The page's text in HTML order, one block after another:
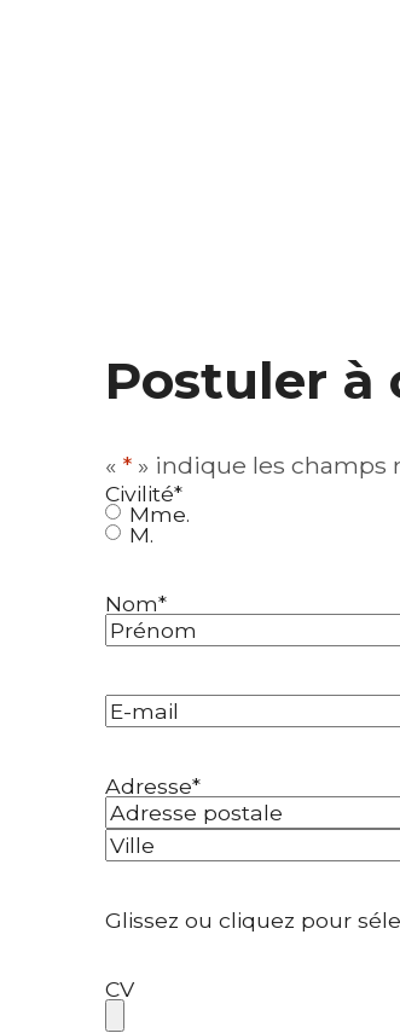
Postuler à
« * » indique les champs
Civilité*
Mme.
M.
Nom*
E-
mail*
Adresse*
Adresse
postale
Glissez ou cliquez pour
CV